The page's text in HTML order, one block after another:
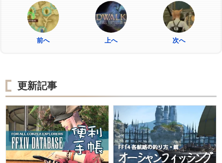
前へ 上へ 次へ
更新記事